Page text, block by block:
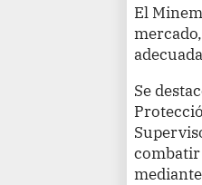
El
Se
combatir